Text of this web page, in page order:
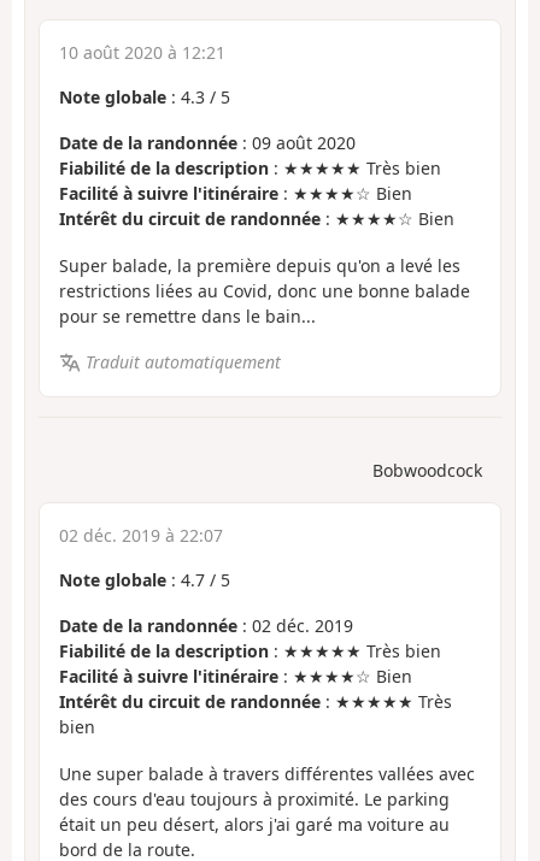
10 août 2020 à 12:21
Note globale : 4.3 / 5
Date de la randonnée : 09 août 2020
Fiabilité de la description : ★★★★★ Très bien
Facilité à suivre l'itinéraire : ★★★★☆ Bien
Intérêt du circuit de randonnée : ★★★★☆ Bien
Super balade, la première depuis qu'on a levé les
restrictions liées au Covid, donc une bonne balade
pour se remettre dans le bain...
Traduit automatiquement
Bobwoodcock
02 déc. 2019 à 22:07
Note globale : 4.7 / 5
Date de la randonnée : 02 déc. 2019
Fiabilité de la description : ★★★★★ Très bien
Facilité à suivre l'itinéraire : ★★★★☆ Bien
Intérêt du circuit de randonnée : ★★★★★ Très
bien
Une super balade à travers différentes vallées avec
des cours d'eau toujours à proximité. Le parking
était un peu désert, alors j'ai garé ma voiture au
bord de la route.